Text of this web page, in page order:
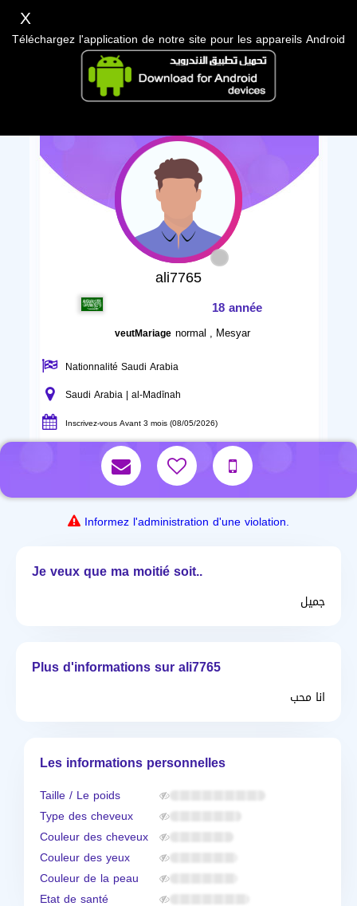
ali7765
18 année
veutMariage normal , Mesyar
Nationnalité Saudi Arabia
Saudi Arabia | al-Madīnah
Inscrivez-vous Avant 3 mois (08/05/2026)
Informez l'administration d'une violation.
Je veux que ma moitié soit..
جميل
Plus d'informations sur ali7765
انا محب
Les informations personnelles
Taille / Le poids
Type des cheveux
Couleur des cheveux
Couleur des yeux
Couleur de la peau
Etat de santé
X
Téléchargez l'application de notre site pour les appareils Android